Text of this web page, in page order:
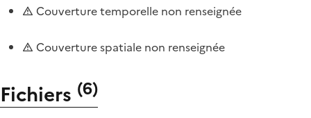
Couverture temporelle non renseignée
Couverture spatiale non renseignée
Fichiers (6)